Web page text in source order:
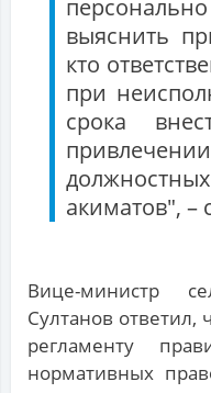
выяснить
кто
при
срока
акиматов", –
Вице-министр
Султанов ответил,
регламенту
нормативных